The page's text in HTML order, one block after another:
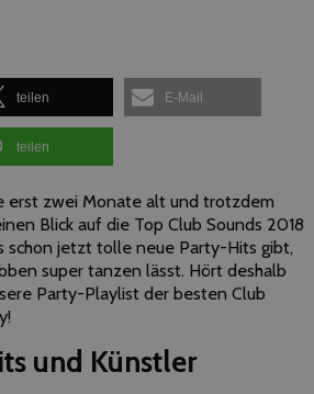
teilen E-Mail
teilen
erst zwei Monate alt und trotzdem
Blick auf die Top Club Sounds 2018
schon jetzt tolle neue Party-Hits gibt,
super tanzen lässt. Hört deshalb
Party-Playlist der besten Club
und Künstler